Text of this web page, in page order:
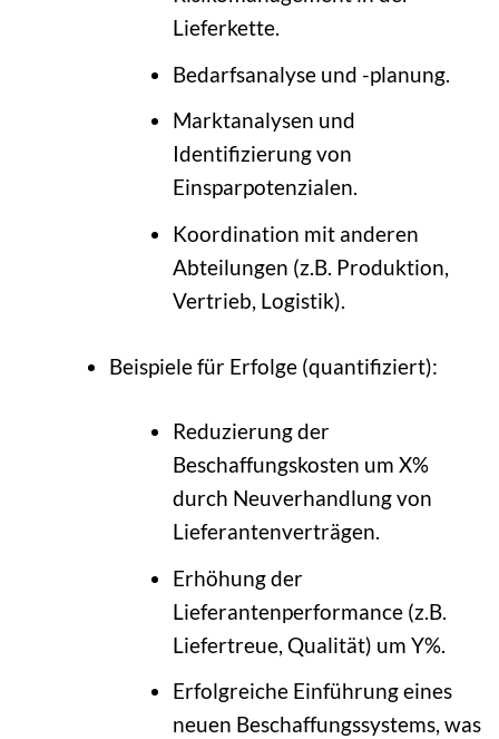
Lieferkette.
Bedarfsanalyse und -planung.
Marktanalysen und
Identifizierung von
Einsparpotenzialen.
Koordination mit anderen
Abteilungen (z.B. Produktion,
Vertrieb, Logistik).
Beispiele für Erfolge (quantifiziert):
Reduzierung der
Beschaffungskosten um X%
durch Neuverhandlung von
Lieferantenverträgen.
Erhöhung der
Lieferantenperformance (z.B.
Liefertreue, Qualität) um Y%.
Erfolgreiche Einführung eines
neuen Beschaffungssystems, was